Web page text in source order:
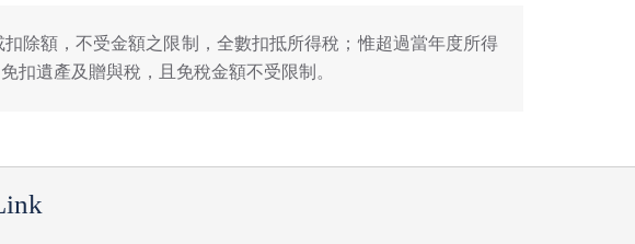
除額，不受金額之限制，全數扣抵所得稅；惟超過當年度所得
扣遺產及贈與稅，且免稅金額不受限制。